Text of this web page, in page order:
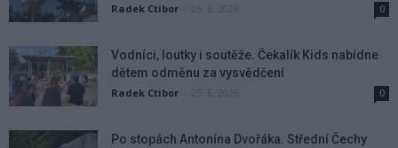
Radek Ctibor 0
Vodníci, loutky i soutěže. Čekalík Kids nabídne
dětem odměnu za vysvědčení
Radek Ctibor 0
Po stopách Antonína Dvořáka. Střední Čechy